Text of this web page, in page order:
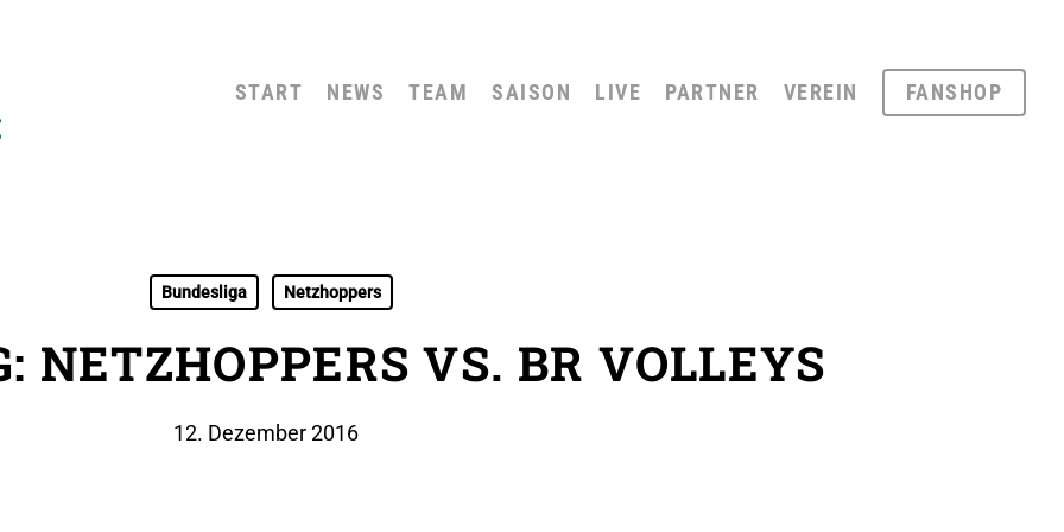
START NEWS TEAM SAISON LIVE PARTNER VEREIN FANSHOP
Bundesliga Netzhoppers
NETZHOPPERS VS. BR VOLLEYS
12. Dezember 2016